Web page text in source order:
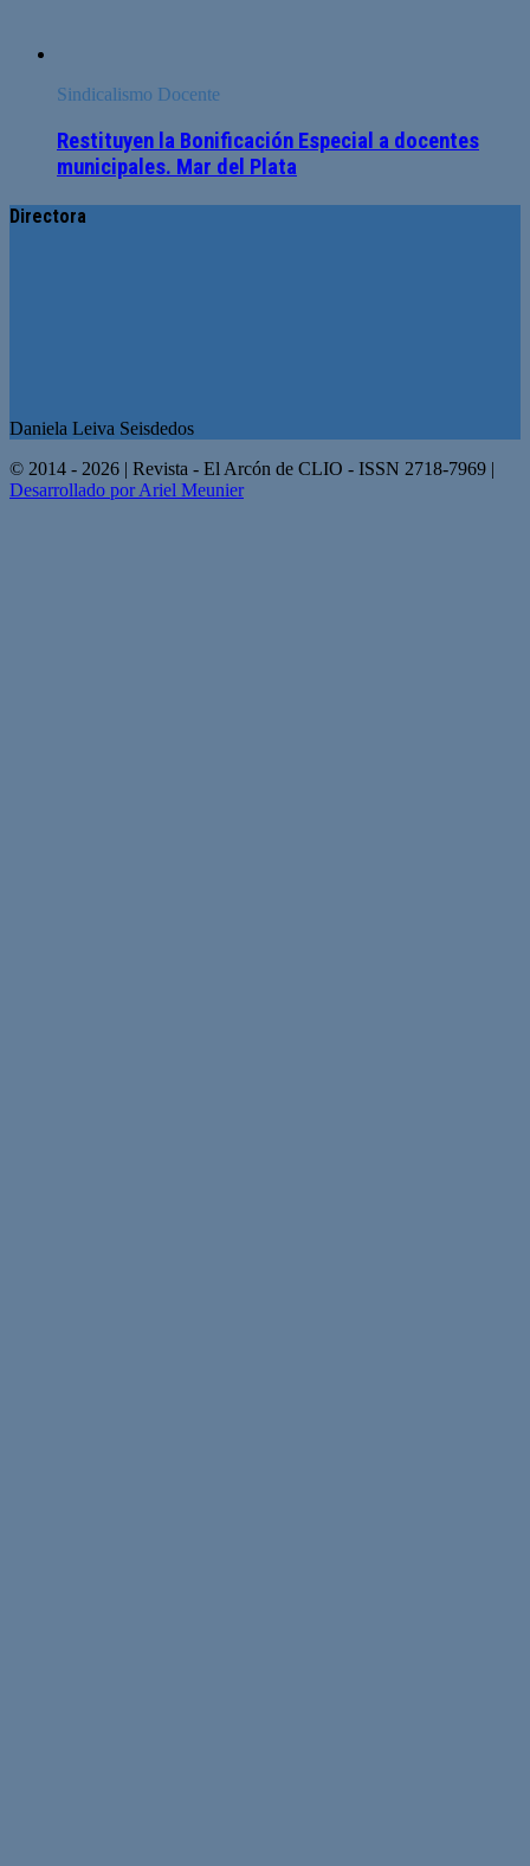
Sindicalismo Docente
Restituyen la Bonificación Especial a docentes
municipales. Mar del Plata
Directora
Daniela Leiva Seisdedos
© 2014 - 2026 | Revista - El Arcón de CLIO - ISSN 2718-7969 |
Desarrollado por Ariel Meunier